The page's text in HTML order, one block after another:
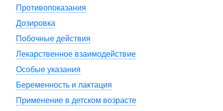
Противопоказания
Дозировка
Побочные действия
Лекарственное взаимодействие
Особые указания
Беременность и лактация
Применение в детском возрасте